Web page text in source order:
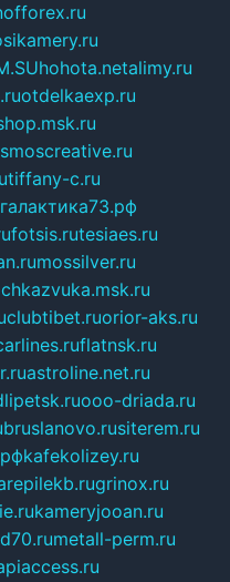
hohota.netalimy.ru
otdelkaexp.ru
tiffany-c.ru
галактика73.рф
fotsis.rutesiaes.ru
mossilver.ru
clubtibet.ruorior-aks.ru
flatnsk.ru
astroline.net.ru
ooo-driada.ru
bruslanovo.rusiterem.ru
kafekolizey.ru
grinox.ru
kameryjooan.ru
metall-perm.ru